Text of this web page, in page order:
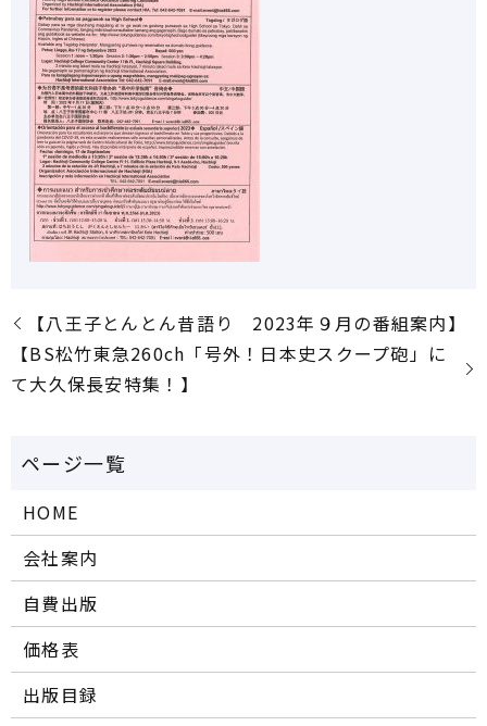
【八王子とんとん昔語り 2023年９月の番組案内】
【BS松竹東急260ch「号外！日本史スクープ砲」に
て大久保長安特集！】
HOME
会社案内
自費出版
価格表
出版目録